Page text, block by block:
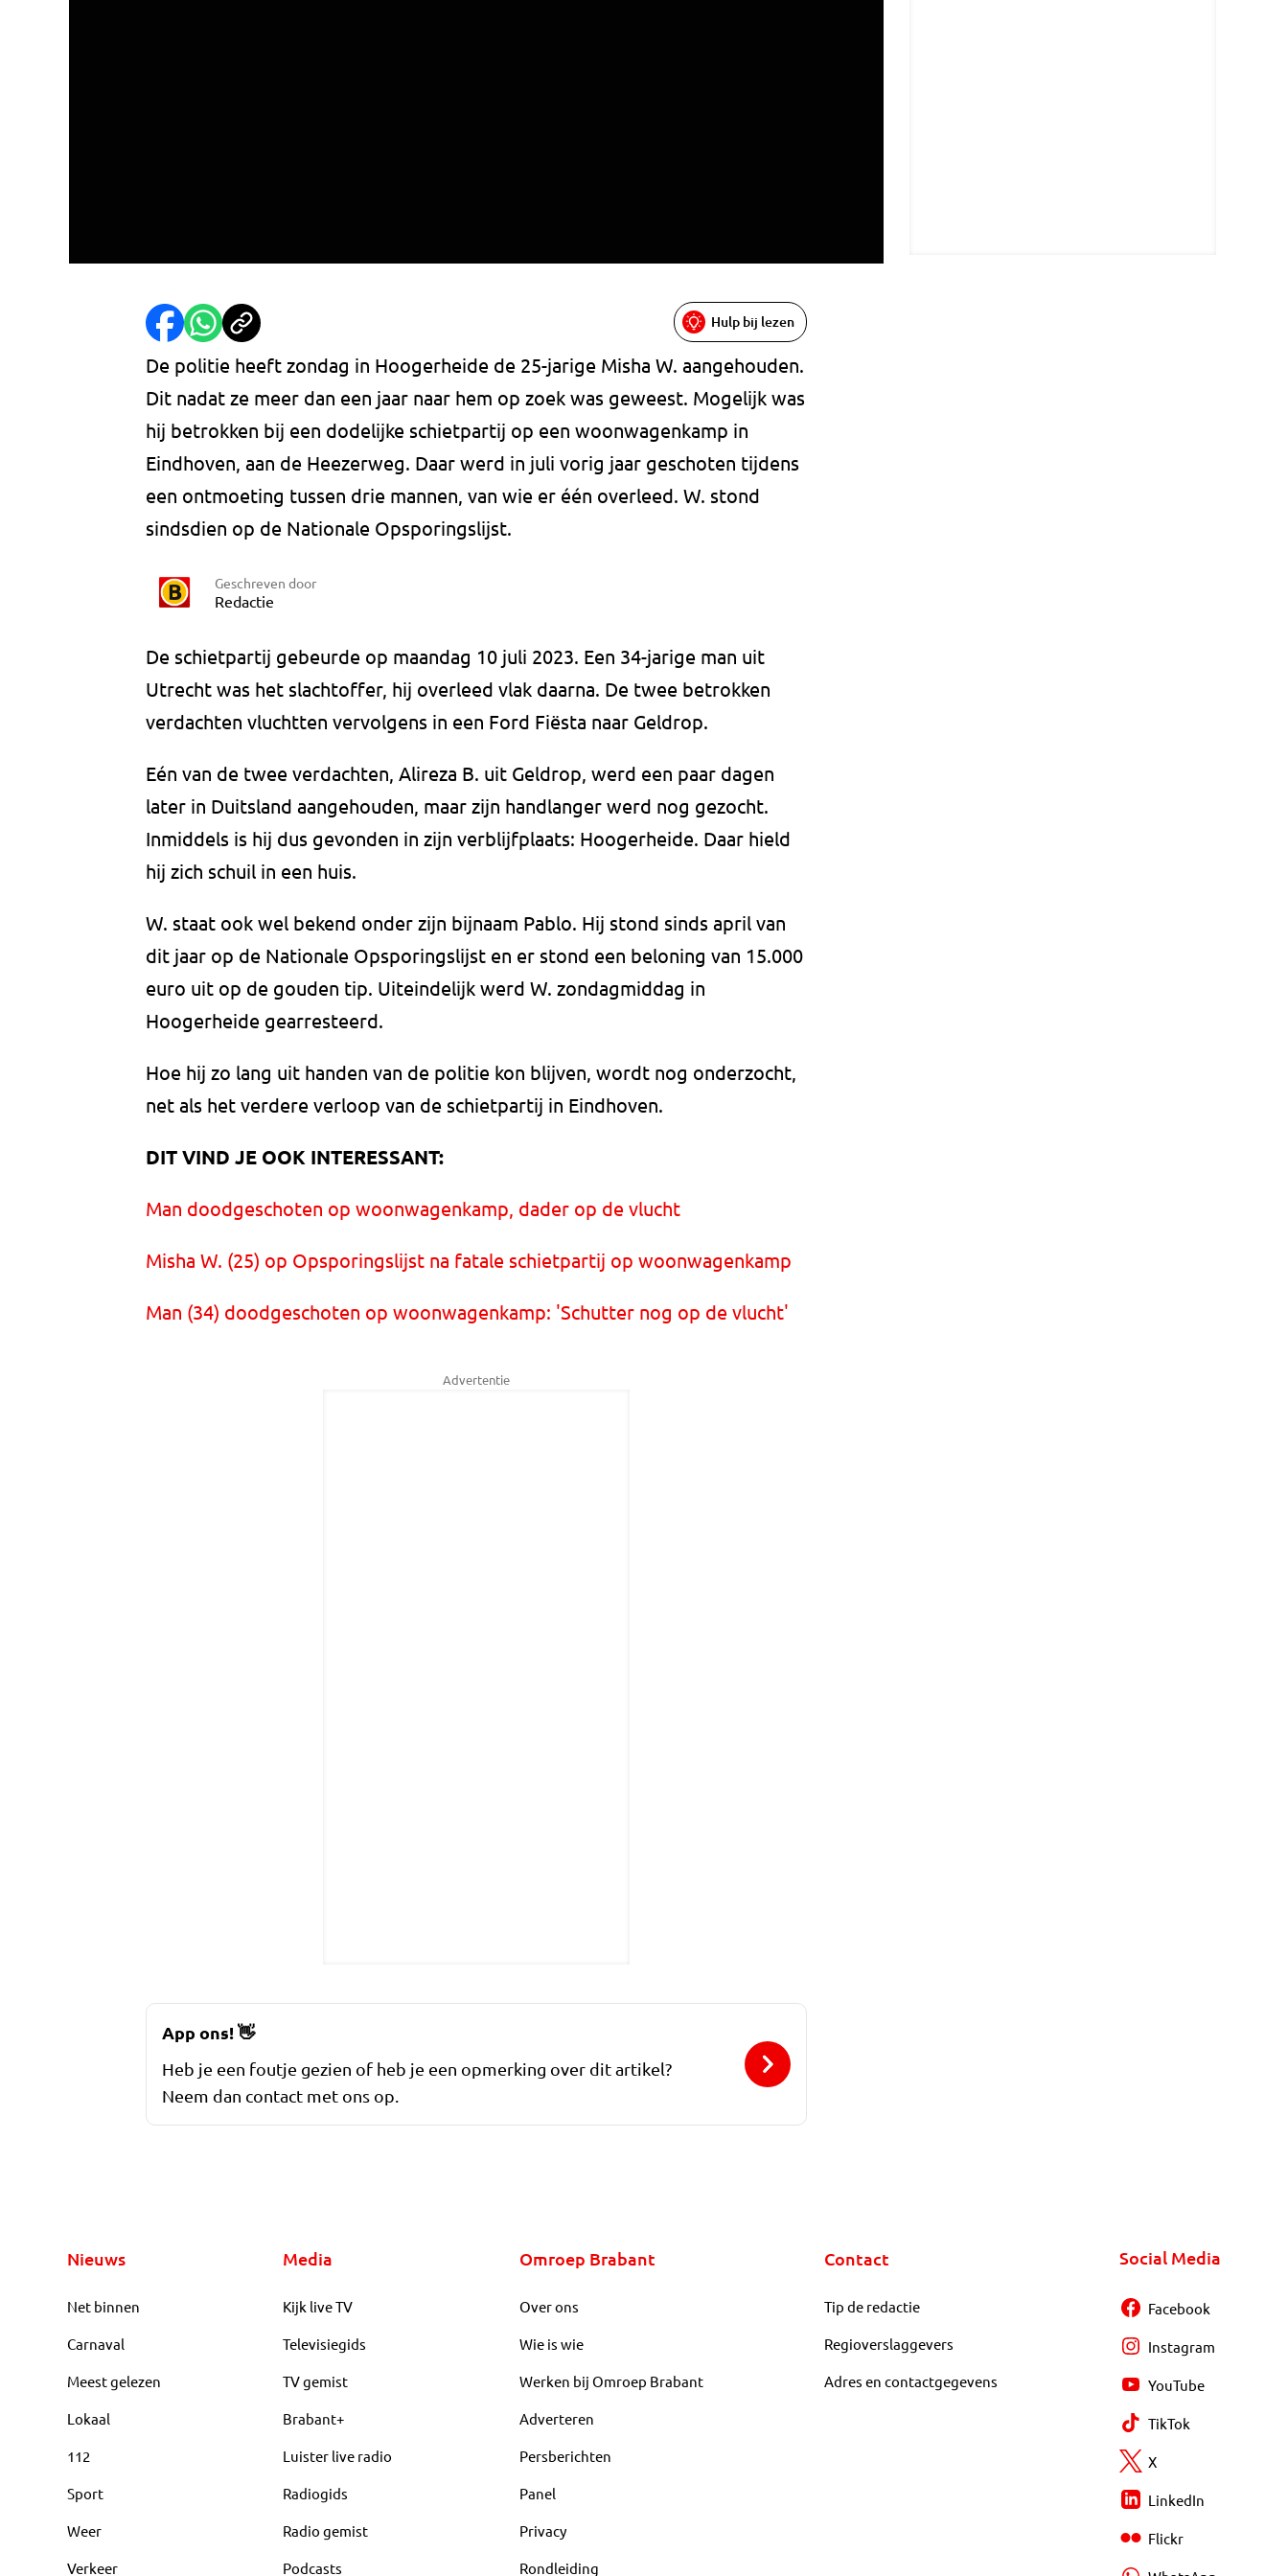
Hulp bij lezen
De politie heeft zondag in Hoogerheide de 25-jarige Misha W. aangehouden.
Dit nadat ze meer dan een jaar naar hem op zoek was geweest. Mogelijk was
hij betrokken bij een dodelijke schietpartij op een woonwagenkamp in
Eindhoven, aan de Heezerweg. Daar werd in juli vorig jaar geschoten tijdens
een ontmoeting tussen drie mannen, van wie er één overleed. W. stond
sindsdien op de Nationale Opsporingslijst.
Geschreven door
Redactie
De schietpartij gebeurde op maandag 10 juli 2023. Een 34-jarige man uit
Utrecht was het slachtoffer, hij overleed vlak daarna. De twee betrokken
verdachten vluchtten vervolgens in een Ford Fiësta naar Geldrop.
Eén van de twee verdachten, Alireza B. uit Geldrop, werd een paar dagen
later in Duitsland aangehouden, maar zijn handlanger werd nog gezocht.
Inmiddels is hij dus gevonden in zijn verblijfplaats: Hoogerheide. Daar hield
hij zich schuil in een huis.
W. staat ook wel bekend onder zijn bijnaam Pablo. Hij stond sinds april van
dit jaar op de Nationale Opsporingslijst en er stond een beloning van 15.000
euro uit op de gouden tip. Uiteindelijk werd W. zondagmiddag in
Hoogerheide gearresteerd.
Hoe hij zo lang uit handen van de politie kon blijven, wordt nog onderzocht,
net als het verdere verloop van de schietpartij in Eindhoven.
DIT VIND JE OOK INTERESSANT:
Man doodgeschoten op woonwagenkamp, dader op de vlucht
Misha W. (25) op Opsporingslijst na fatale schietpartij op woonwagenkamp
Man (34) doodgeschoten op woonwagenkamp: 'Schutter nog op de vlucht'
Advertentie
App ons!👋
Heb je een foutje gezien of heb je een opmerking over dit artikel?
Neem dan contact met ons op.
Nieuws
Net binnen
Carnaval
Meest gelezen
Lokaal
112
Sport
Weer
Verkeer
Media
Kijk live TV
Televisiegids
TV gemist
Brabant+
Luister live radio
Radiogids
Radio gemist
Podcasts
Omroep Brabant
Over ons
Wie is wie
Werken bij Omroep Brabant
Adverteren
Persberichten
Panel
Privacy
Rondleiding
Contact
Tip de redactie
Regioverslaggevers
Adres en contactgegevens
Social Media
Facebook
Instagram
YouTube
TikTok
X
LinkedIn
Flickr